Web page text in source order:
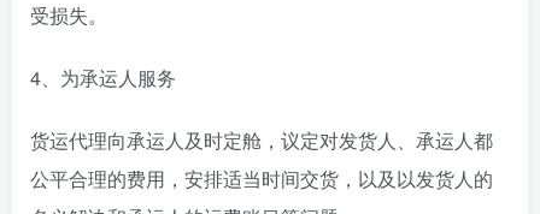
受损失。
4、为承运人服务
货运代理向承运人及时定舱，议定对发货人、承运人都
公平合理的费用，安排适当时间交货，以及以发货人的